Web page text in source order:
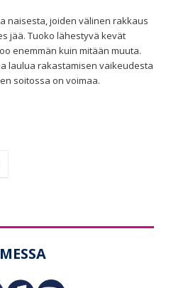
naisesta, joiden välinen rakkaus
jää. Tuoko lähestyvä kevät
enemmän kuin mitään muuta.
laulua rakastamisen vaikeudesta
soitossa on voimaa.